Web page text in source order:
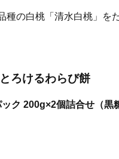
種の白桃「清水白桃」
ろけるわらび餅
ク 200g×2個詰合せ（黒